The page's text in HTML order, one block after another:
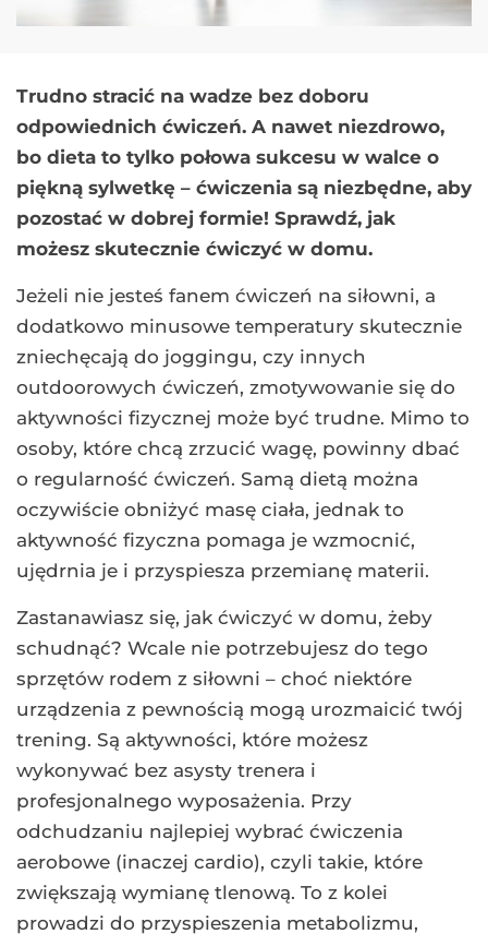
Trudno stracić na wadze bez doboru
odpowiednich ćwiczeń. A nawet niezdrowo,
bo dieta to tylko połowa sukcesu w walce o
piękną sylwetkę – ćwiczenia są niezbędne, aby
pozostać w dobrej formie! Sprawdź, jak
możesz skutecznie ćwiczyć w domu.
Jeżeli nie jesteś fanem ćwiczeń na siłowni, a
dodatkowo minusowe temperatury skutecznie
zniechęcają do joggingu, czy innych
outdoorowych ćwiczeń, zmotywowanie się do
aktywności fizycznej może być trudne. Mimo to
osoby, które chcą zrzucić wagę, powinny dbać
o regularność ćwiczeń. Samą dietą można
oczywiście obniżyć masę ciała, jednak to
aktywność fizyczna pomaga je wzmocnić,
ujędrnia je i przyspiesza przemianę materii.
Zastanawiasz się, jak ćwiczyć w domu, żeby
schudnąć? Wcale nie potrzebujesz do tego
sprzętów rodem z siłowni – choć niektóre
urządzenia z pewnością mogą urozmaicić twój
trening. Są aktywności, które możesz
wykonywać bez asysty trenera i
profesjonalnego wyposażenia. Przy
odchudzaniu najlepiej wybrać ćwiczenia
aerobowe (inaczej cardio), czyli takie, które
zwiększają wymianę tlenową. To z kolei
prowadzi do przyspieszenia metabolizmu,